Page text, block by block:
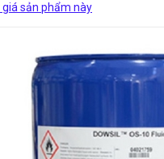
sản phẩm này